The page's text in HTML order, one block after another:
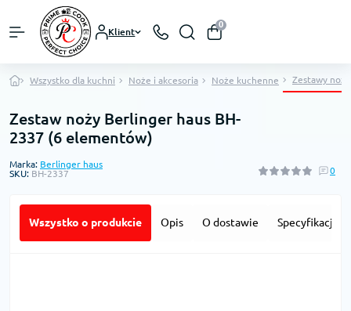
Klient
0
Wszystko dla kuchni Noże i akcesoria Noże kuchenne Zestawy noży
Zestaw noży Berlinger haus BH-
2337 (6 elementów)
Marka: Berlinger haus
SKU: BH-2337 0
Wszystko o produkcie Opis O dostawie Specyfikacja